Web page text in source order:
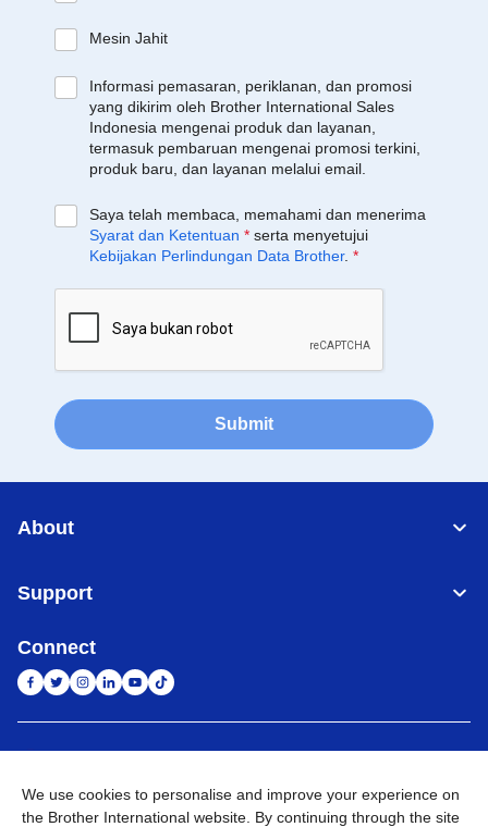
Mesin Jahit
Informasi pemasaran, periklanan, dan promosi
yang dikirim oleh Brother International Sales
Indonesia mengenai produk dan layanan,
termasuk pembaruan mengenai promosi terkini,
produk baru, dan layanan melalui email.
Saya telah membaca, memahami dan menerima
Syarat dan Ketentuan * serta menyetujui
Kebijakan Perlindungan Data Brother. *
Submit
About
Support
Connect
Privacy Policy Ketentuan Penggunaan Site Map Kunjungi Situs Global
We use cookies to personalise and improve your experience on
the Brother International website. By continuing through the site